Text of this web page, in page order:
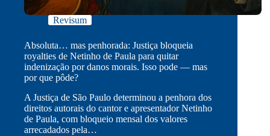
Revisum
Absoluta… mas penhorada: Justiça bloqueia
royalties de Netinho de Paula para quitar
indenização por danos morais. Isso pode — mas
por que pôde?
A Justiça de São Paulo determinou a penhora dos
direitos autorais do cantor e apresentador Netinho
de Paula, com bloqueio mensal dos valores
arrecadados pela…